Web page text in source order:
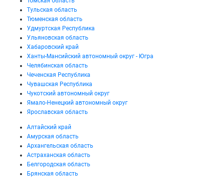
Тульская область
Тюменская область
Удмуртская Республика
Ульяновская область
Хабаровский край
Ханты-Мансийский автономный округ - Югра
Челябинская область
Чеченская Республика
Чувашская Республика
Чукотский автономный округ
Ямало-Ненецкий автономный округ
Ярославская область
Алтайский край
Амурская область
Архангельская область
Астраханская область
Белгородская область
Брянская область